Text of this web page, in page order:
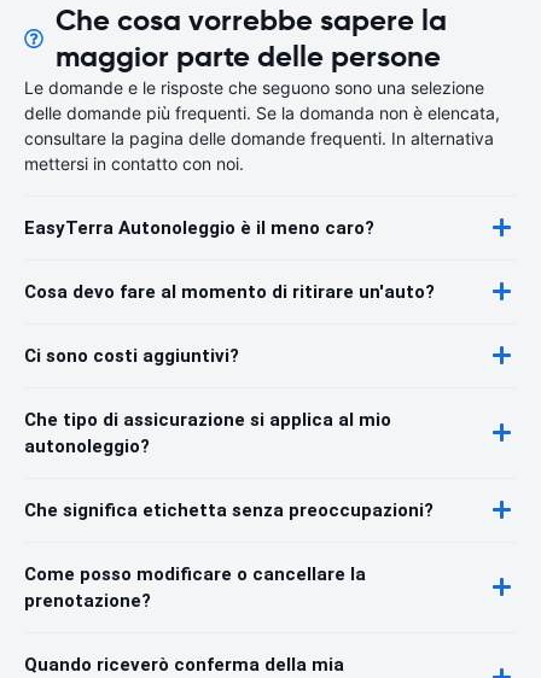
Che cosa vorrebbe sapere la
maggior parte delle persone
Le domande e le risposte che seguono sono una selezione
delle domande più frequenti. Se la domanda non è elencata,
consultare la pagina delle domande frequenti. In alternativa
mettersi in contatto con noi.
EasyTerra Autonoleggio è il meno caro?
Cosa devo fare al momento di ritirare un'auto?
Ci sono costi aggiuntivi?
Che tipo di assicurazione si applica al mio
autonoleggio?
Che significa etichetta senza preoccupazioni?
Come posso modificare o cancellare la
prenotazione?
Quando riceverò conferma della mia